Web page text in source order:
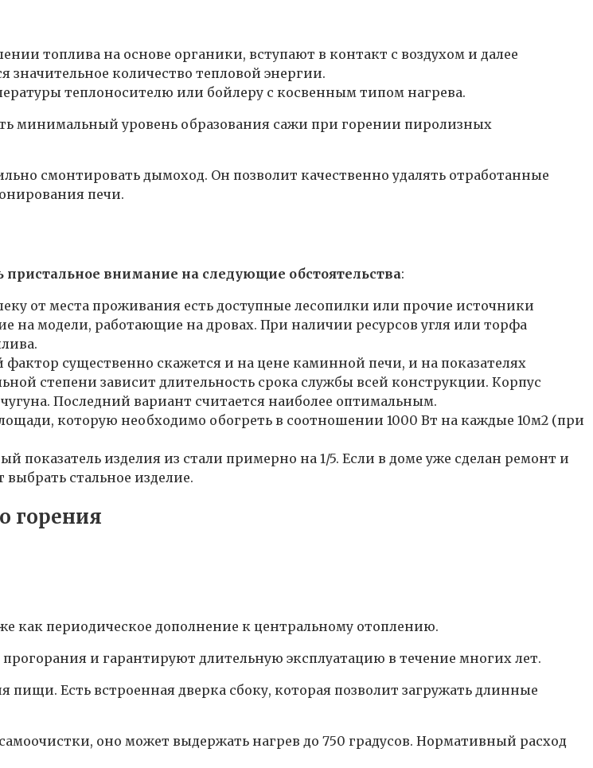
топлива на основе органики, вступают в контакт с воздухом и далее
значительное количество тепловой энергии.
теплоносителю или бойлеру с косвенным типом нагрева.
уровень образования сажи при горении пиролизных
смонтировать дымоход. Он позволит качественно удалять отработанные
печи.
внимание на следующие обстоятельства:
от места проживания есть доступные лесопилки или прочие источники
модели, работающие на дровах. При наличии ресурсов угля или торфа
существенно скажется и на цене каминной печи, и на показателях
степени зависит длительность срока службы всей конструкции. Корпус
Последний вариант считается наиболее оптимальным.
которую необходимо обогреть в соотношении 1000 Вт на каждые 10м2 (при
показатель изделия из стали примерно на 1/5. Если в доме уже сделан ремонт и
стальное изделие.
горения
как периодическое дополнение к центральному отоплению.
и гарантируют длительную эксплуатацию в течение многих лет.
Есть встроенная дверка сбоку, которая позволит загружать длинные
оно может выдержать нагрев до 750 градусов. Нормативный расход